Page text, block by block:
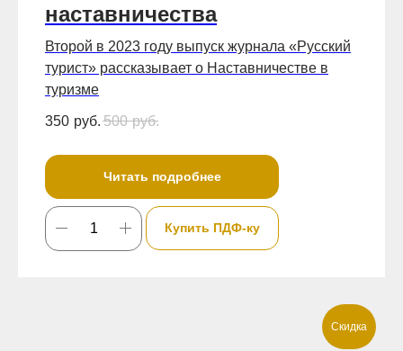
наставничества
Второй в 2023 году выпуск журнала «Русский
турист» рассказывает о Наставничестве в
туризме
350 руб. 500 руб.
Читать подробнее
Купить ПДФ-ку
Скидка